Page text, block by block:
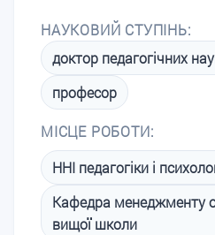
НАУКОВИЙ СТУПІНЬ:
доктор педагогічних
професор
МІСЦЕ РОБОТИ:
ННІ педагогіки і
Кафедра менеджменту
вищої школи